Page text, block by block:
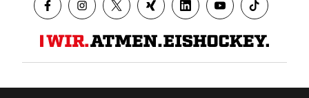
Datenschutz AGB Impressum Kontakt Presse